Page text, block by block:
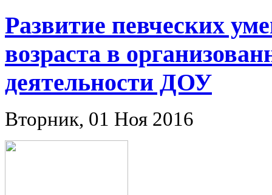
Развитие певческих
возраста в
деятельности ДОУ
Вторник, 01 Ноя 2016